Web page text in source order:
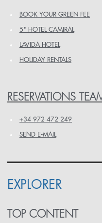
BOOK YOUR GREEN FEE
5* HOTEL CAMIRAL
LAVIDA HOTEL
HOLIDAY RENTALS
RESERVATIONS
+34 972 472 249
SEND E-MAIL
EXPLORER
TOP CONTENT